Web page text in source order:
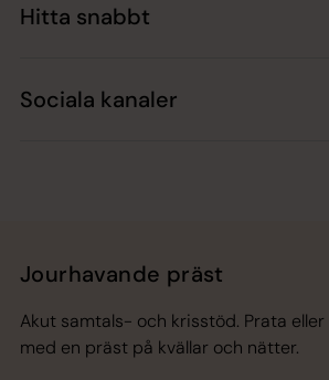
Hitta snabbt
Sociala kanaler
Jourhavande präst
Akut samtals- och krisstöd. Prata
med en präst på kvällar och nätter.